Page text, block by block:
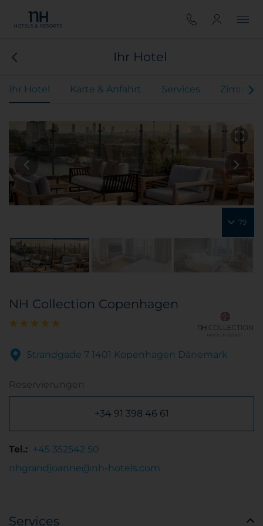
Ihr Hotel
Ihr Hotel Karte & Anfahrt Services Zimmer
79
NH Collection Copenhagen
Strandgade 7 1401 Kopenhagen Dänemark
Reservierungen
+34 91 398 46 61
Tel.: +45 352542 50
nhgrandjoanne@nh-hotels.com
Services